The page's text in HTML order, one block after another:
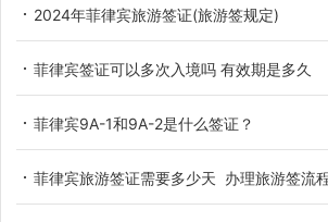
2024年菲律宾旅游签证(旅游签规定)
菲律宾签证可以多次入境吗 有效期是多久
菲律宾9A-1和9A-2是什么签证？
菲律宾旅游签证需要多少天 办理旅游签流